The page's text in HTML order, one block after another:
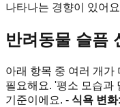
나타나는 경향이 있어
반려동물 슬픔
아래 항목 중 여러 개가
필요해요. '평소 모습과
기준이에요. - 식욕 변화